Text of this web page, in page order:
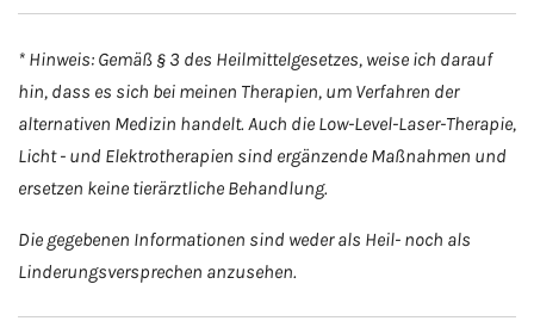
* Hinweis: Gemäß § 3 des Heilmittelgesetzes, weise ich darauf
hin, dass es sich bei meinen Therapien, um Verfahren der
alternativen Medizin handelt. Auch die Low-Level-Laser-Therapie,
Licht - und Elektrotherapien sind ergänzende Maßnahmen und
ersetzen keine tierärztliche Behandlung.
Die gegebenen Informationen sind weder als Heil- noch als
Linderungsversprechen anzusehen.